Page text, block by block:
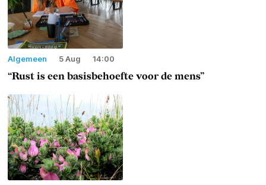
Algemeen 5 Aug 14:00
“Rust is een basisbehoefte voor de mens”